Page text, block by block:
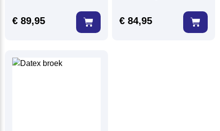
€ 89,95 € 84,95